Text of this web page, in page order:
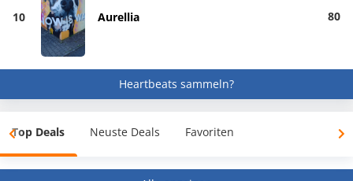
10 Aurellia 80
Heartbeats sammeln?
Top Deals Neuste Deals Favoriten